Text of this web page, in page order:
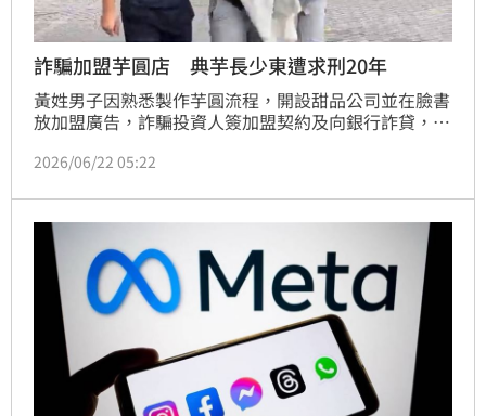
詐騙加盟芋圓店 典芋長少東遭求刑20年
黃姓男子因熟悉製作芋圓流程，開設甜品公司並在臉書
放加盟廣告，詐騙投資人簽加盟契約及向銀行詐貸，士
年以上徒刑。
2026/06/22 05:22